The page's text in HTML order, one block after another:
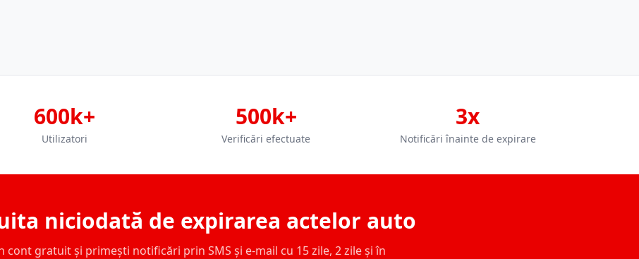
600k+
Utilizatori
500k+
Verificări efectuate
3x
Notificări înainte de expirare
niciodată de expirarea actelor auto
cont gratuit și primești notificări prin SMS și e-mail cu 15 zile, 2 zile și în